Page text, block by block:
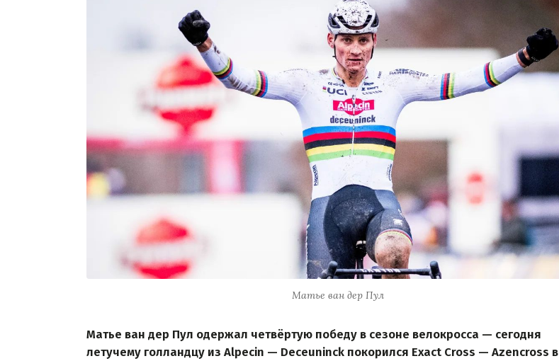
Матье ван дер Пул
Матье ван дер Пул одержал четвёртую победу в сезоне велокросса — сегодня
летучему голландцу из Alpecin — Deceuninck покорился Exact Cross — Azencross в